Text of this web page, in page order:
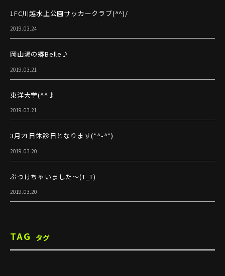
1FC川越水上公園サッカークラブ(^^)/
2019.03.24
岡山湯の郷Belle♪
2019.03.21
東洋大学(^^♪
2019.03.21
3月21日休診日となります(*^-^*)
2019.03.20
ぶつけちゃいました～(T_T)
2019.03.20
TAG タグ